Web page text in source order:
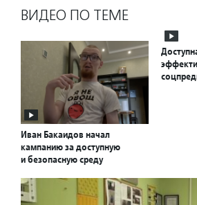
ВИДЕО ПО ТЕМЕ
Иван Бакаидов начал
кампанию за доступную
и безопасную среду